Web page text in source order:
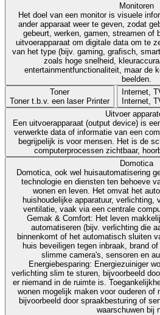
Monitoren
Het doel van een monitor is visuele
ander apparaat weer te geven, zodat
gebeurt, werken, gamen, streamen of
uitvoerapparaat om digitale data om te
van het type (bijv. gaming, grafisch,
zoals hoge snelheid,
entertainmentfunctionaliteit, maar de
beelden.
Toner
Toner t.b.v. een laser Printer
Internet,
Internet,
Uitvoer
Een uitvoerapparaat (output device) is
verwerkte data of informatie van een
begrijpelijk is voor mensen. Het is de
computerprocessen zichtbaar,
Domotica
Domotica, ook wel huisautomatisering
technologie en diensten ten behoeve
wonen en leven. Het omvat het
huishoudelijke apparatuur, verlichting,
ventilatie, vaak via een centrale
Gemak & Comfort: Het leven
automatiseren (bijv. verlichting die
binnenkomt of het automatisch sluiten
huis beveiligen tegen inbraak, brand
slimme camera's, sensoren en
Energiebesparing: Energiezuiniger
verlichting slim te sturen, bijvoorbeeld
er niemand in de ruimte is.
wonen mogelijk maken voor ouderen of
bijvoorbeeld door spraakbesturing of
waarschuwen bij